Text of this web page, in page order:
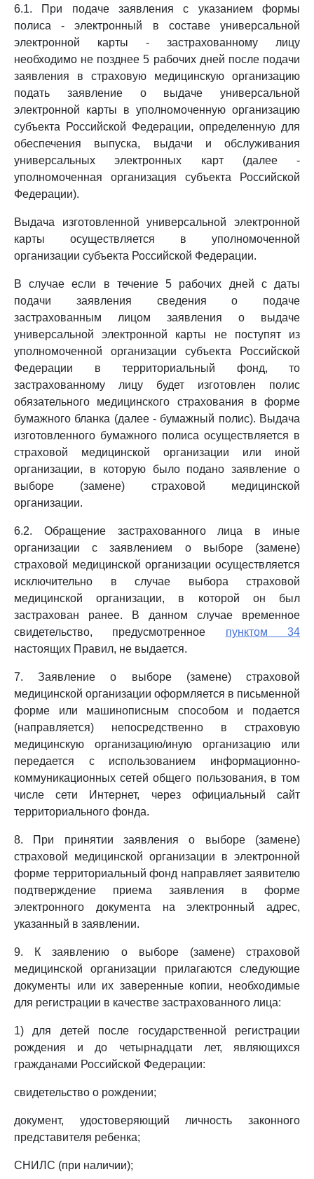
6.1. При подаче заявления с указанием формы
полиса - электронный в составе универсальной
электронной карты - застрахованному лицу
необходимо не позднее 5 рабочих дней после подачи
заявления в страховую медицинскую организацию
подать заявление о выдаче универсальной
электронной карты в уполномоченную организацию
субъекта Российской Федерации, определенную для
обеспечения выпуска, выдачи и обслуживания
универсальных электронных карт (далее -
уполномоченная организация субъекта Российской
Федерации).
Выдача изготовленной универсальной электронной
карты осуществляется в уполномоченной
организации субъекта Российской Федерации.
В случае если в течение 5 рабочих дней с даты
подачи заявления сведения о подаче
застрахованным лицом заявления о выдаче
универсальной электронной карты не поступят из
уполномоченной организации субъекта Российской
Федерации в территориальный фонд, то
застрахованному лицу будет изготовлен полис
обязательного медицинского страхования в форме
бумажного бланка (далее - бумажный полис). Выдача
изготовленного бумажного полиса осуществляется в
страховой медицинской организации или иной
организации, в которую было подано заявление о
выборе (замене) страховой медицинской
организации.
6.2. Обращение застрахованного лица в иные
организации с заявлением о выборе (замене)
страховой медицинской организации осуществляется
исключительно в случае выбора страховой
медицинской организации, в которой он был
застрахован ранее. В данном случае временное
свидетельство, предусмотренное пунктом 34
настоящих Правил, не выдается.
7. Заявление о выборе (замене) страховой
медицинской организации оформляется в письменной
форме или машинописным способом и подается
(направляется) непосредственно в страховую
медицинскую организацию/иную организацию или
передается с использованием информационно-
коммуникационных сетей общего пользования, в том
числе сети Интернет, через официальный сайт
территориального фонда.
8. При принятии заявления о выборе (замене)
страховой медицинской организации в электронной
форме территориальный фонд направляет заявителю
подтверждение приема заявления в форме
электронного документа на электронный адрес,
указанный в заявлении.
9. К заявлению о выборе (замене) страховой
медицинской организации прилагаются следующие
документы или их заверенные копии, необходимые
для регистрации в качестве застрахованного лица:
1) для детей после государственной регистрации
рождения и до четырнадцати лет, являющихся
гражданами Российской Федерации:
свидетельство о рождении;
документ, удостоверяющий личность законного
представителя ребенка;
СНИЛС (при наличии);